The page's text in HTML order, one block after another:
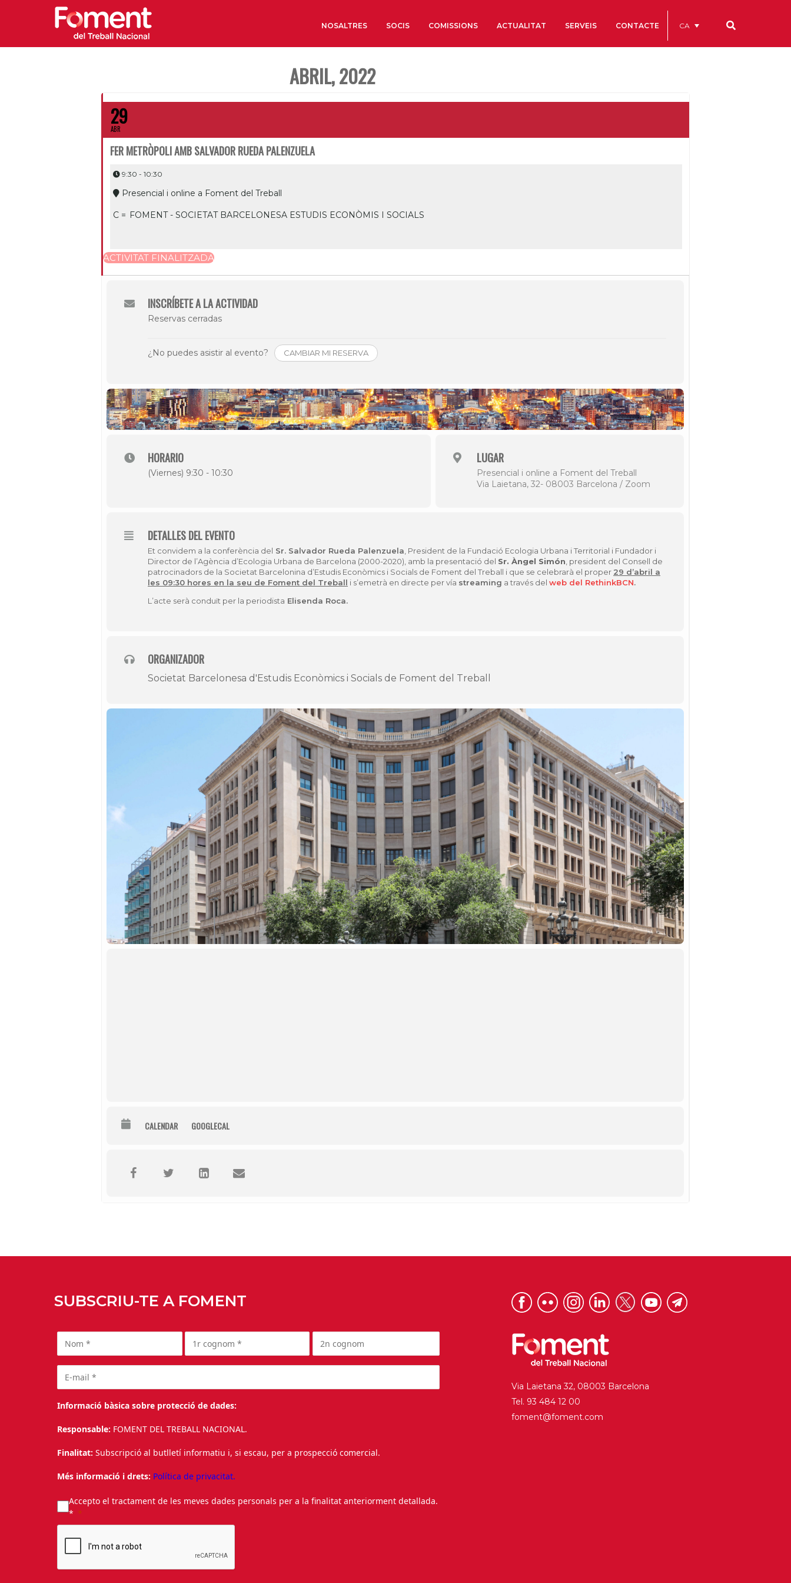
NOSALTRES SOCIS COMISSIONS ACTUALITAT SERVEIS CONTACTE CA
ABRIL, 2022
29
ABR
FER METRÒPOLI AMB SALVADOR RUEDA PALENZUELA
9:30 - 10:30
Presencial i online a Foment del Treball
C = FOMENT - SOCIETAT BARCELONESA ESTUDIS ECONÒMIS I SOCIALS
ACTIVITAT FINALITZADA
INSCRÍBETE A LA ACTIVIDAD
Reservas cerradas
¿No puedes asistir al evento? CAMBIAR MI RESERVA
HORARIO
(Viernes) 9:30 - 10:30
LUGAR
Presencial i online a Foment del Treball
Via Laietana, 32- 08003 Barcelona / Zoom
DETALLES DEL EVENTO
Et convidem a la conferència del Sr. Salvador Rueda Palenzuela President de la Fundació Ecologia Urbana i Territorial i Fundador i
Director de l’Agència d’Ecologia Urbana de Barcelona (2000-2020), amb la presentació del Sr. Àngel Simón president del Consell de
patrocinadors de la Societat Barcelonina d’Estudis Econòmics i Socials de Foment del Treball i que se celebrarà el proper 29 d’abril a
les 09:30 hores en la seu de Foment del Treball i s’emetrà en directe per vía streaming a través del web del RethinkBCN.
L ’acte serà conduït per la periodista Elisenda Roca.
ORGANIZADOR
Societat Barcelonesa d'Estudis Econòmics i Socials de Foment del Treball
CALENDAR GOOGLECAL
SUBSCRIU-TE A FOMENT
Informació bàsica sobre protecció de dades:
Responsable: FOMENT DEL TREBALL NACIONAL.
Finalitat: Subscripció al butlletí informatiu i, si escau, per a prospecció comercial.
Més informació i drets: Política de privacitat.
Accepto el tractament de les meves dades personals per a la finalitat anteriorment detallada.
*
Via Laietana 32, 08003 Barcelona
Tel. 93 484 12 00
foment@foment.com